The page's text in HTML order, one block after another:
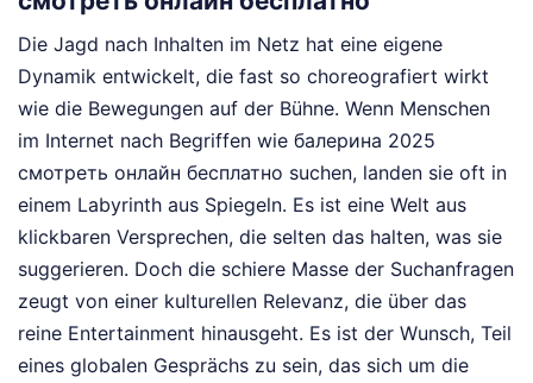
Die Jagd nach Inhalten im Netz hat eine eigene
Dynamik entwickelt, die fast so choreografiert wirkt
wie die Bewegungen auf der Bühne. Wenn Menschen
im Internet nach Begriffen wie балерина 2025
смотреть онлайн бесплатно suchen, landen sie oft in
einem Labyrinth aus Spiegeln. Es ist eine Welt aus
klickbaren Versprechen, die selten das halten, was sie
suggerieren. Doch die schiere Masse der Suchanfragen
zeugt von einer kulturellen Relevanz, die über das
reine Entertainment hinausgeht. Es ist der Wunsch, Teil
eines globalen Gesprächs zu sein, das sich um die